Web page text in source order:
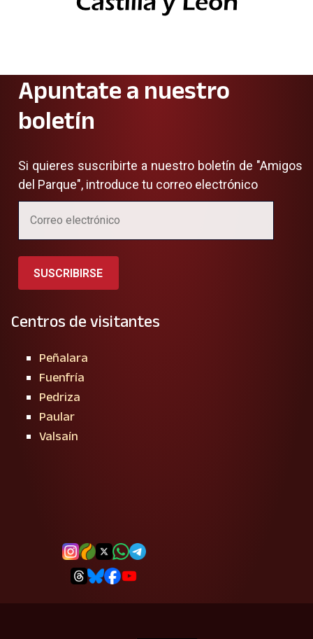
Apuntate a nuestro
boletín
Si quieres suscribirte a nuestro boletín de "Amigos
del Parque", introduce tu correo electrónico
SUSCRIBIRSE
Centros de visitantes
Peñalara
Fuenfría
Pedriza
Paular
Valsaín